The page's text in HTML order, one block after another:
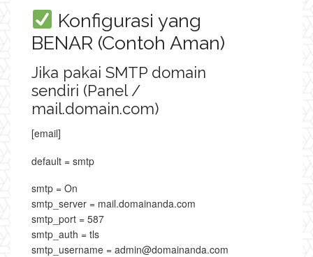
Konfigurasi yang
BENAR (Contoh Aman)
Jika pakai SMTP domain
sendiri (Panel /
mail.domain.com)
[email]
default = smtp
smtp = On
smtp_server = mail.domainanda.com
smtp_port = 587
smtp_auth = tls
smtp_username = admin@domainanda.com